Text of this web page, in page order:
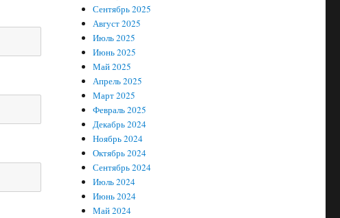
Сентябрь 2025
Август 2025
Июль 2025
Июнь 2025
Май 2025
Апрель 2025
Март 2025
Февраль 2025
Декабрь 2024
Ноябрь 2024
Октябрь 2024
Сентябрь 2024
Июль 2024
Июнь 2024
Май 2024